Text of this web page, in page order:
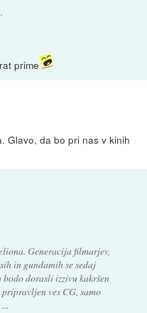
prime
Glavo, da bo pri nas v kinih
Generacija filmarjev,
in gundamih se sedaj
dorasli izzivu kakršen
ves CG, samo